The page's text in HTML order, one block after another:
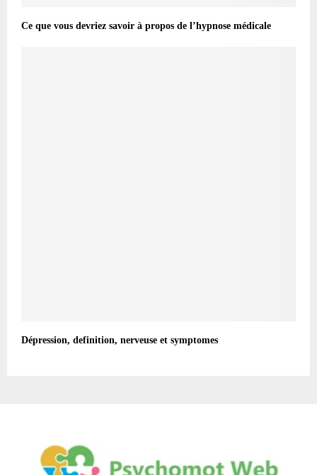
Ce que vous devriez savoir à propos de l’hypnose médicale
Dépression, definition, nerveuse et symptomes